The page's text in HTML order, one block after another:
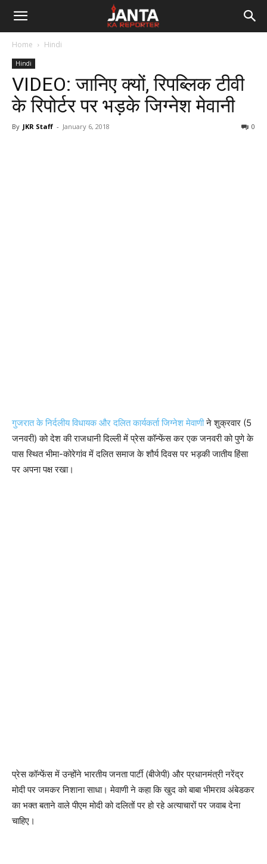
Janta
Reporter
Home Hindi
Hindi
VIDEO: जानिए क्यों, रिपब्लिक टीवी
के रिपोर्टर पर भड़के जिग्नेश मेवानी
By JKR Staff - January 6, 2018 0
गुजरात के निर्दलीय विधायक और दलित कार्यकर्ता जिग्नेश मेवाणीने शुक्रवार (5
जनवरी) को देश की राजधानी दिल्ली में प्रेस कॉन्फेंस कर एक जनवरी को पुणे के
पास स्थित भीमा-कोरेगांव में दलित समाज के शौर्य दिवस पर भड़की जातीय हिंसा
पर अपना पक्ष रखा।
प्रेस कॉन्फेंस में उन्होंने भारतीय जनता पार्टी (बीजेपी) और प्रधानमंत्री नरेंद्र
मोदी पर जमकर निशाना साधा। मेवाणी ने कहा कि खुद को बाबा भीमराव अंबेडकर
का भक्त बताने वाले पीएम मोदी को दलितों पर हो रहे अत्याचारों पर जवाब देना
चाहिए।